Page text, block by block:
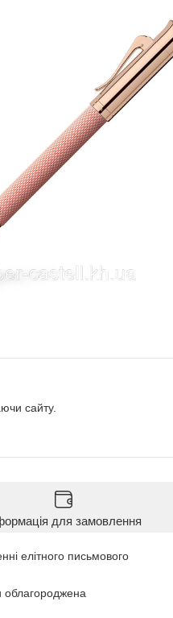
сайту.
для замовлення
елітного письмового
облагороджена